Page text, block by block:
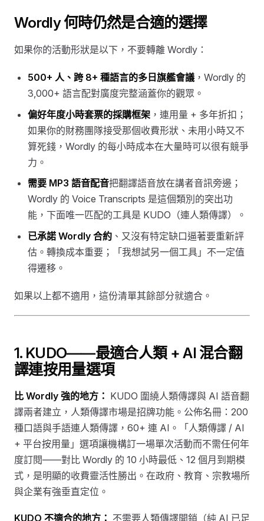
Wordly 何時仍然是合適的選擇
如果你的活動形狀是以下，不要轉離 Wordly：
500+ 人、跨 8+ 種語言的多日旗艦會議 ，Wordly 的
3,000+ 語言配對廣度完整涵蓋你的觀眾。
偏好年度小時套票的採購框架 ，連用量 + 多年折扣；
如果你的財務團隊接受那個收費形狀、未用小時又不
算死錢，Wordly 的每小時成本在大量時可以很有競爭
力。
需要 MP3 語音配音把翻譯語音放在講者音訊旁邊；
Wordly 的 Voice Transcripts 是這個類別的突出功
能，下面唯一匹配的工具是 KUDO（連人類傳譯）。
已承諾 Wordly 合約 、又沒有特定缺口逼著要重新評
估。轉換成本重要；「我想試另一個工具」不一定值
得遷移。
如果以上都不適用，這份清單其餘部分就適合。
1. KUDO——最適合人類 + AI 混合翻
譯連按用量選項
比 Wordly 強的地方： KUDO 圍繞人類傳譯與 AI 語音翻
譯兩者建立，人類傳譯市場是招牌功能。公佈名冊：200
種口語與手語連人類傳譯，60+ 連 AI。「人類傳譯 / AI
+ 平台按用量」選項讓機構訂一場單次活動而不需任何年
度訂閱——對比 Wordly 的 10 小時最低、12 個月到期模
式，是明顯的收費靈活性勝出。在政府、教育、宗教場所
與企業有強垂直定位。
KUDO 不適合的地方： 不需要人類傳譯開銷（純 AI 已足